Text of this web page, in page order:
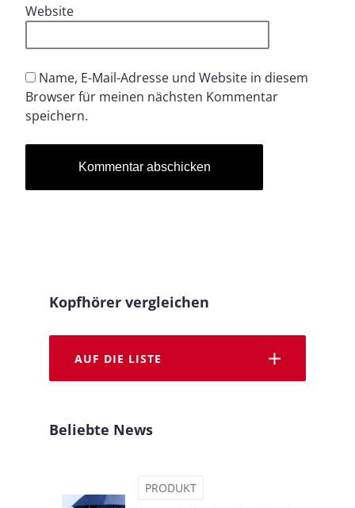
Website
Name, E-Mail-Adresse und Website in diesem
Browser für meinen nächsten Kommentar
speichern.
Kopfhörer vergleichen
AUF DIE LISTE
Beliebte News
PRODUKT